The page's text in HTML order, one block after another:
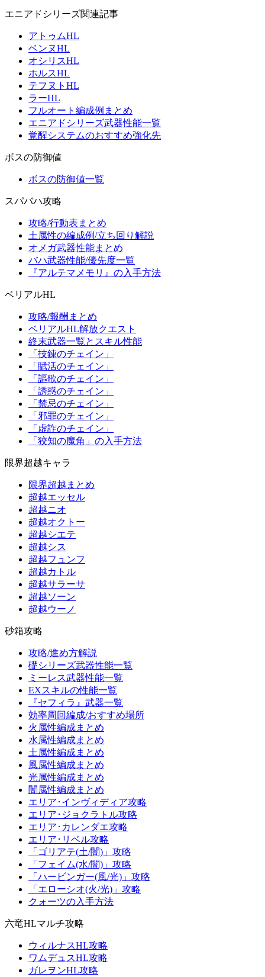
エニアドシリーズ関連記事
アトゥムHL
ベンヌHL
オシリスHL
ホルスHL
テフヌトHL
ラーHL
フルオート編成例まとめ
エニアドシリーズ武器性能一覧
覚醒システムのおすすめ強化先
ボスの防御値
ボスの防御値一覧
スパバハ攻略
攻略/行動表まとめ
土属性の編成例/立ち回り解説
オメガ武器性能まとめ
バハ武器性能/優先度一覧
『アルテマメモリ』の入手方法
ベリアルHL
攻略/報酬まとめ
ベリアルHL解放クエスト
終末武器一覧とスキル性能
「技錬のチェイン」
「賦活のチェイン」
「謳歌のチェイン」
「誘惑のチェイン」
「禁忌のチェイン」
「邪罪のチェイン」
「虚詐のチェイン」
「狡知の魔角」の入手方法
限界超越キャラ
限界超越まとめ
超越エッセル
超越ニオ
超越オクトー
超越シエテ
超越シス
超越フュンフ
超越カトル
超越サラーサ
超越ソーン
超越ウーノ
砂箱攻略
攻略/進め方解説
礎シリーズ武器性能一覧
ミーレス武器性能一覧
EXスキルの性能一覧
『セフィラ』武器一覧
効率周回編成/おすすめ場所
火属性編成まとめ
水属性編成まとめ
土属性編成まとめ
風属性編成まとめ
光属性編成まとめ
闇属性編成まとめ
エリア･インヴィディア攻略
エリア･ジョクラトル攻略
エリア･カレンダエ攻略
エリア･リベル攻略
「ゴリアテ(土/闇)」攻略
「フェイム(水/闇)」攻略
「ハービンガー(風/光)」攻略
「エローシオ(火/光)」攻略
クォーツの入手方法
六竜HLマルチ攻略
ウィルナスHL攻略
ワムデュスHL攻略
ガレヲンHL攻略